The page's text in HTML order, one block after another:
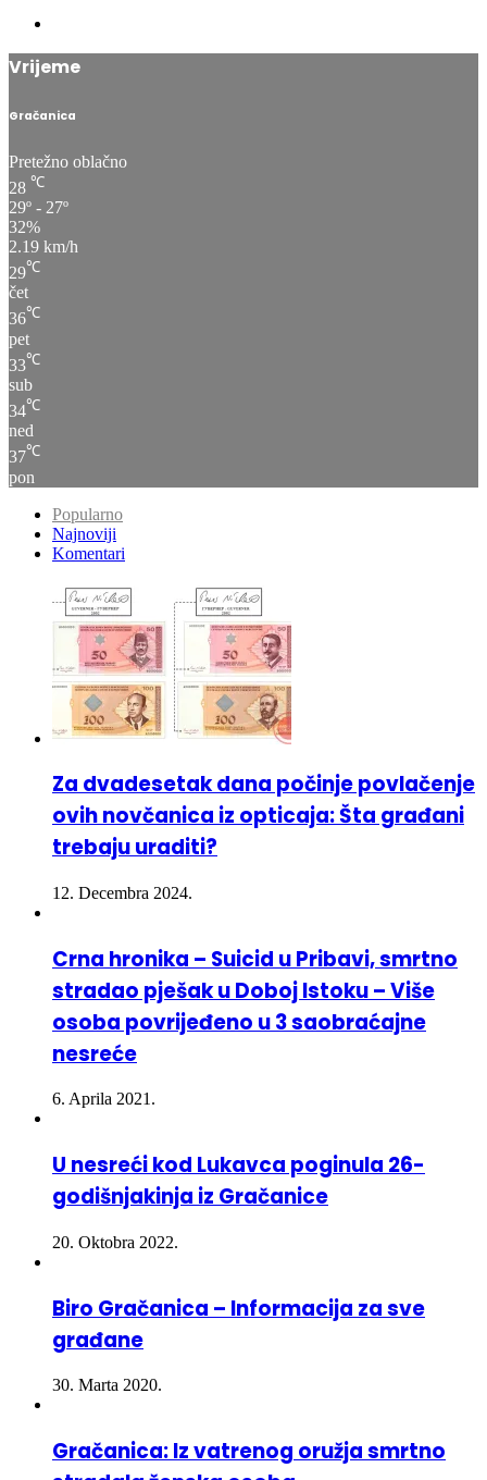
Vrijeme
Gračanica
Pretežno oblačno
28 ℃
29º - 27º
32%
2.19 km/h
29℃
čet
36℃
pet
33℃
sub
34℃
ned
37℃
pon
Popularno
Najnoviji
Komentari
Za dvadesetak dana počinje povlačenje
ovih novčanica iz opticaja: Šta građani
trebaju uraditi?
12. Decembra 2024.
Crna hronika – Suicid u Pribavi, smrtno
stradao pješak u Doboj Istoku – Više
osoba povrijeđeno u 3 saobraćajne
nesreće
6. Aprila 2021.
U nesreći kod Lukavca poginula 26-
godišnjakinja iz Gračanice
20. Oktobra 2022.
Biro Gračanica – Informacija za sve
građane
30. Marta 2020.
Gračanica: Iz vatrenog oružja smrtno